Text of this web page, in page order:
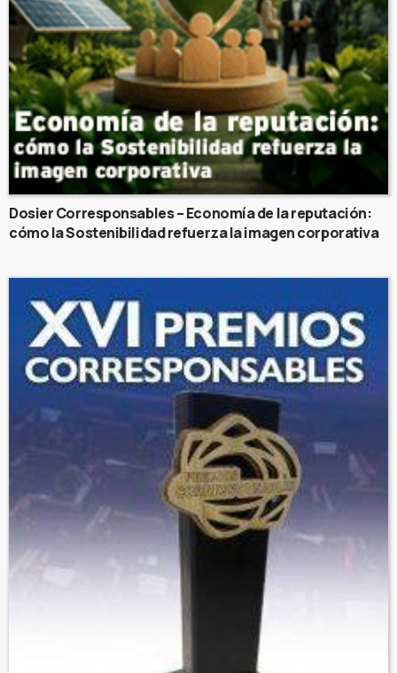
Dosier Corresponsables – Economía de la reputación:
cómo la Sostenibilidad refuerza la imagen corporativa